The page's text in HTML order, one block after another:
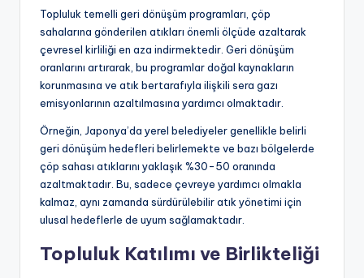
Topluluk temelli geri dönüşüm programları, çöp
sahalarına gönderilen atıkları önemli ölçüde azaltarak
çevresel kirliliği en aza indirmektedir. Geri dönüşüm
oranlarını artırarak, bu programlar doğal kaynakların
korunmasına ve atık bertarafıyla ilişkili sera gazı
emisyonlarının azaltılmasına yardımcı olmaktadır.
Örneğin, Japonya’da yerel belediyeler genellikle belirli
geri dönüşüm hedefleri belirlemekte ve bazı bölgelerde
çöp sahası atıklarını yaklaşık %30-50 oranında
azaltmaktadır. Bu, sadece çevreye yardımcı olmakla
kalmaz, aynı zamanda sürdürülebilir atık yönetimi için
ulusal hedeflerle de uyum sağlamaktadır.
Topluluk Katılımı ve Birlikteliği